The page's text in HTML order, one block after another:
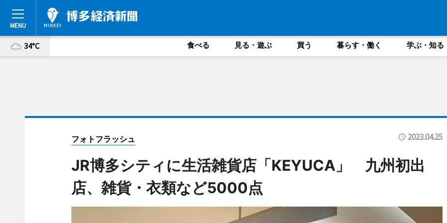
34°C 食べる 見る・遊ぶ 買う 暮らす・働く 学ぶ・知る
フォトフラッシュ 2023.04.25
JR博多シティに生活雑貨店「KEYUCA」 九州初出
店、雑貨・衣類など5000点